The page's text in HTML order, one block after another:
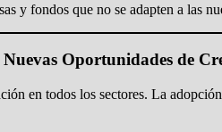
y fondos que no se adapten a las
Oportunidades de
en todos los sectores. La